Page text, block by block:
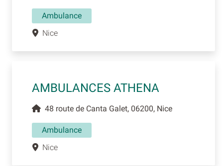
Ambulance
Nice
AMBULANCES ATHENA
48 route de Canta Galet, 06200, Nice
Ambulance
Nice